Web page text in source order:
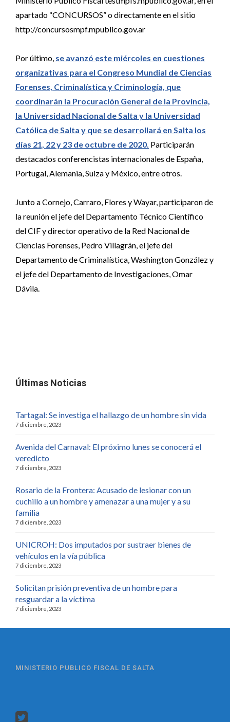
apartado “CONCURSOS” o directamente en el sitio
http://concursosmpf.mpublico.gov.ar
Por último, se avanzó este miércoles en cuestiones
organizativas para el Congreso Mundial de Ciencias
Forenses, Criminalística y Criminología, que
coordinarán la Procuración General de la Provincia,
la Universidad Nacional de Salta y la Universidad
Católica de Salta y que se desarrollará en Salta los
días 21, 22 y 23 de octubre de 2020. Participarán
destacados conferencistas internacionales de España,
Portugal, Alemania, Suiza y México, entre otros.
Junto a Cornejo, Carraro, Flores y Wayar, participaron de
la reunión el jefe del Departamento Técnico Científico
del CIF y director operativo de la Red Nacional de
Ciencias Forenses, Pedro Villagrán, el jefe del
Departamento de Criminalística, Washington González y
el jefe del Departamento de Investigaciones, Omar
Dávila.
Últimas Noticias
Tartagal: Se investiga el hallazgo de un hombre sin vida
7 diciembre, 2023
Avenida del Carnaval: El próximo lunes se conocerá el
veredicto
7 diciembre, 2023
Rosario de la Frontera: Acusado de lesionar con un
cuchillo a un hombre y amenazar a una mujer y a su
familia
7 diciembre, 2023
UNICROH: Dos imputados por sustraer bienes de
vehículos en la vía pública
7 diciembre, 2023
Solicitan prisión preventiva de un hombre para
resguardar a la víctima
7 diciembre, 2023
MINISTERIO PUBLICO FISCAL DE SALTA